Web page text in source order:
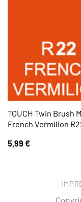
TOUCH Twin Brush
French Vermilion
5,99 €